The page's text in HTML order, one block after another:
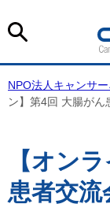
NPO法人キャンサ
ン】第4回 大腸がん
【オン
患者交流